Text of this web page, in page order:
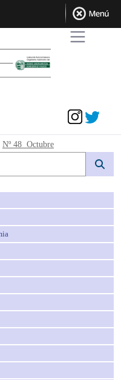
Nº 48 Octubre